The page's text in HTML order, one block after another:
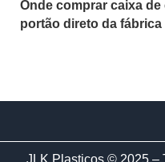
Onde comprar caixa
portão direto da fábrica